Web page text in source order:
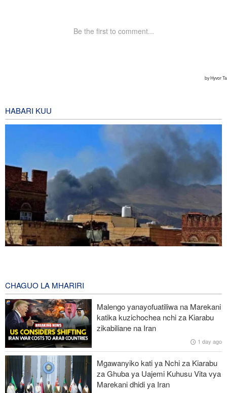
HABARI KUU
Mkuu wa Mossad awatimua maafisa wawili wakuu kwa kufeli
mpango wa kuipindua serikali ya Iran
Wabunge wa Uganda watilia shaka uamuzi wa serikali kutaka
kupeleka wanajeshi Ghaza
Miaka 81 baada ya US kuishambulia Hiroshima, Katibu Mkuu wa
UN ataka silaha za nyuklia ziangamizwe
CHAGUO LA MHARIRI
Malengo yanayofuatiliwa na Marekani
katika kuzichochea nchi za Kiarabu
zikabiliane na Iran
1 day ago
Mgawanyiko kati ya Nchi za Kiarabu
za Ghuba ya Uajemi Kuhusu Vita vya
Marekani dhidi ya Iran